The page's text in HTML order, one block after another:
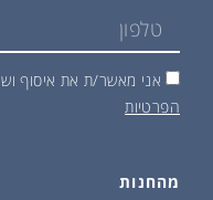
מהחנות
אני מאשר/ת את איסוף
הפרטיות